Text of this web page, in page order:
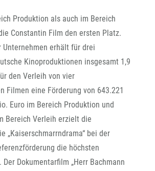
Produktion als auch im Bereich
Constantin Film den ersten Platz.
Unternehmen erhält für drei
Kinoproduktionen insgesamt 1,9
den Verleih von vier
Filmen eine Förderung von 643.221
Euro im Bereich Produktion und
Bereich Verleih erzielt die
„Kaiserschmarrndrama“ bei der
die höchsten
Der Dokumentarfilm „Herr Bachmann